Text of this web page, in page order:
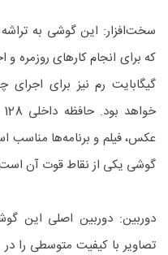
گیگابایت رم نیز برای
گوشی یکی از نقاط قوت آن
تصاویر با کیفیت متوسطی را